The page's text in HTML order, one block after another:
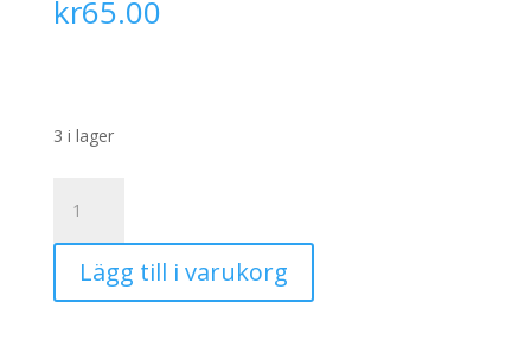
kr65.00
3 i lager
Motiv,
21x30
,
Lägg till i varukorg